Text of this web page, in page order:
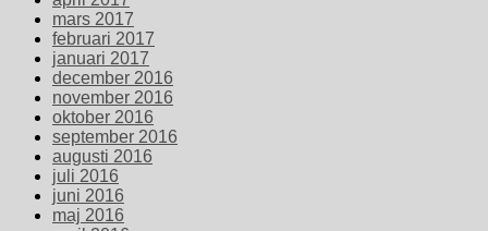
mars 2017
februari 2017
januari 2017
december 2016
november 2016
oktober 2016
september 2016
augusti 2016
juli 2016
juni 2016
maj 2016